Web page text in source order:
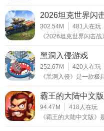
化装备组合。
【潮汐守望者手游国际
1. 合理利用技能组合：不
效果。
2. 资源管理：合理分配资
应对挑战。
2026坦克世界闪
302.54M 481 人在玩
《2026坦克世界闪击
黑洞入侵游戏
252.67M 420人在玩
《黑洞入侵》是一款极
霸王的大陆中文版
94.47M 418 人在玩
《霸王的大陆中文版》